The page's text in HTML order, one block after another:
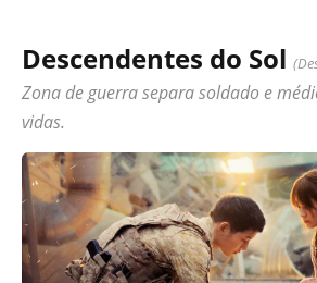
Descendentes do Sol
Zona de guerra separa soldado e
vidas.